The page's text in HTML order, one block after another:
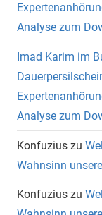
Analyse zum
Imad Karim im
Analyse zum
Konfuzius zu
Wahnsinn
Konfuzius zu